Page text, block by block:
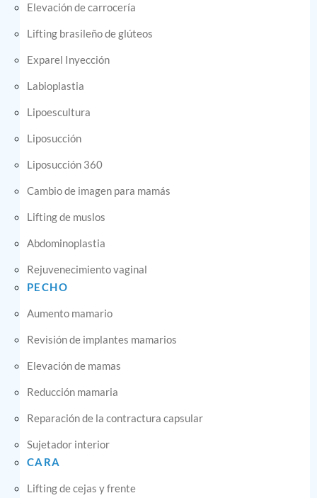
Elevación de carrocería
Lifting brasileño de glúteos
Exparel Inyección
Labioplastia
Lipoescultura
Liposucción
Liposucción 360
Cambio de imagen para mamás
Lifting de muslos
Abdominoplastia
Rejuvenecimiento vaginal
PECHO
Aumento mamario
Revisión de implantes mamarios
Elevación de mamas
Reducción mamaria
Reparación de la contractura capsular
Sujetador interior
CARA
Lifting de cejas y frente